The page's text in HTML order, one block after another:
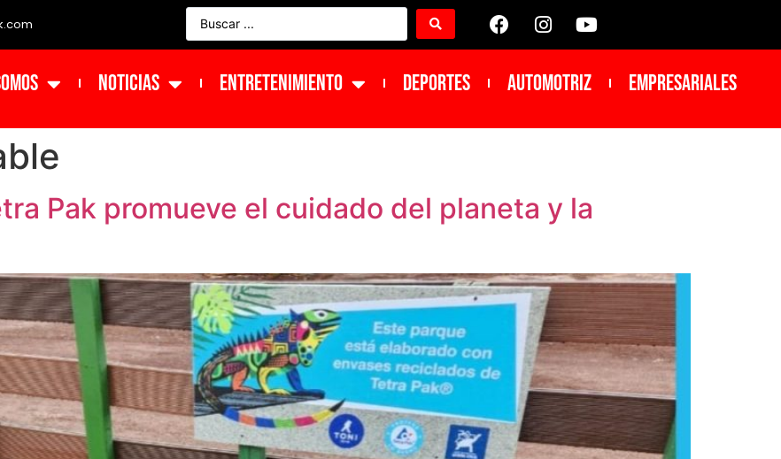
NOTICIAS ENTRETENIMIENTO DEPORTES Automotriz Empresariales
Pak promueve el cuidado del planeta y la